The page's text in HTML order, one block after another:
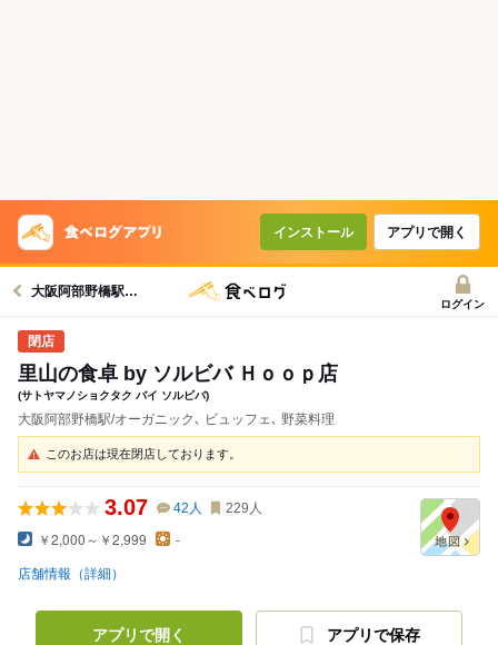
インストール アプリで開く
大阪阿部野橋駅グルメへ
ログイン
里山の食卓 by ソルビバ Ｈｏｏｐ店
(サトヤマノショクタク バイ ソルビバ)
大阪阿部野橋駅/オーガニック､ ビュッフェ､ 野菜料理
このお店は現在閉店しております。
3.07 42 人 229 人
￥2,000～￥2,999 -
店舗情報（詳細）
アプリで開く アプリで保存